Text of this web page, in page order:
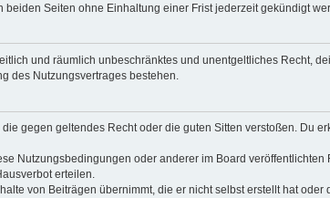
Seiten ohne Einhaltung einer Frist jederzeit gekündigt
und räumlich unbeschränktes und unentgeltliches Recht,
des Nutzungsvertrages bestehen.
gegen geltendes Recht oder die guten Sitten verstoßen. Du
Nutzungsbedingungen oder anderer im Board
erteilen.
von Beiträgen übernimmt, die er nicht selbst erstellt hat